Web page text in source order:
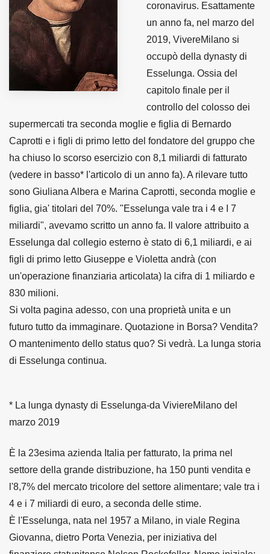
Iscriviti alla newsletter
www.viveremilano.info
Fondato e diretto da Enzo De
Bernardis
EDB edizioni - Via Brivio angolo C.
Informativa sulla privacy
coronavirus. Esattamente
un anno fa, nel marzo del
2019, VivereMilano si
occupò della dynasty di
Esselunga. Ossia del
capitolo finale per il
controllo del colosso dei
supermercati tra seconda moglie e figlia di Bernardo
Caprotti e i figli di primo letto del fondatore del gruppo che
ha chiuso lo scorso esercizio con 8,1 miliardi di fatturato
(vedere in basso* l'articolo di un anno fa). A rilevare tutto
sono Giuliana Albera e Marina Caprotti, seconda moglie e
figlia, gia' titolari del 70%. "Esselunga vale tra i 4 e I 7
miliardi", avevamo scritto un anno fa. Il valore attribuito a
Esselunga dal collegio esterno è stato di 6,1 miliardi, e ai
figli di primo letto Giuseppe e Violetta andrà (con
un'operazione finanziaria articolata) la cifra di 1 miliardo e
830 milioni.
Si volta pagina adesso, con una proprietà unita e un
futuro tutto da immaginare. Quotazione in Borsa? Vendita?
O mantenimento dello status quo? Si vedrà. La lunga storia
di Esselunga continua.
* La lunga dynasty di Esselunga-da ViviereMilano del
marzo 2019
È la 23esima azienda Italia per fatturato, la prima nel
settore della grande distribuzione, ha 150 punti vendita e
l'8,7% del mercato tricolore del settore alimentare; vale tra i
4 e i 7 miliardi di euro, a seconda delle stime.
È l'Esselunga, nata nel 1957 a Milano, in viale Regina
Giovanna, dietro Porta Venezia, per iniziativa del